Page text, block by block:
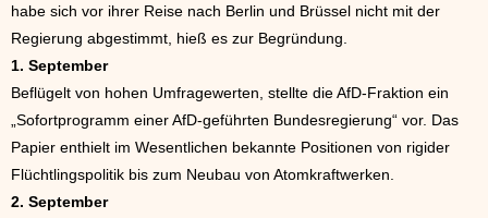
habe sich vor ihrer Reise nach Berlin und Brüssel nicht mit der
Regierung abgestimmt, hieß es zur Begründung.
1. September
Beflügelt von hohen Umfragewerten, stellte die AfD-Fraktion ein
„Sofortprogramm einer AfD-geführten Bundesregierung“ vor. Das
Papier enthielt im Wesentlichen bekannte Positionen von rigider
Flüchtlingspolitik bis zum Neubau von Atomkraftwerken.
2. September